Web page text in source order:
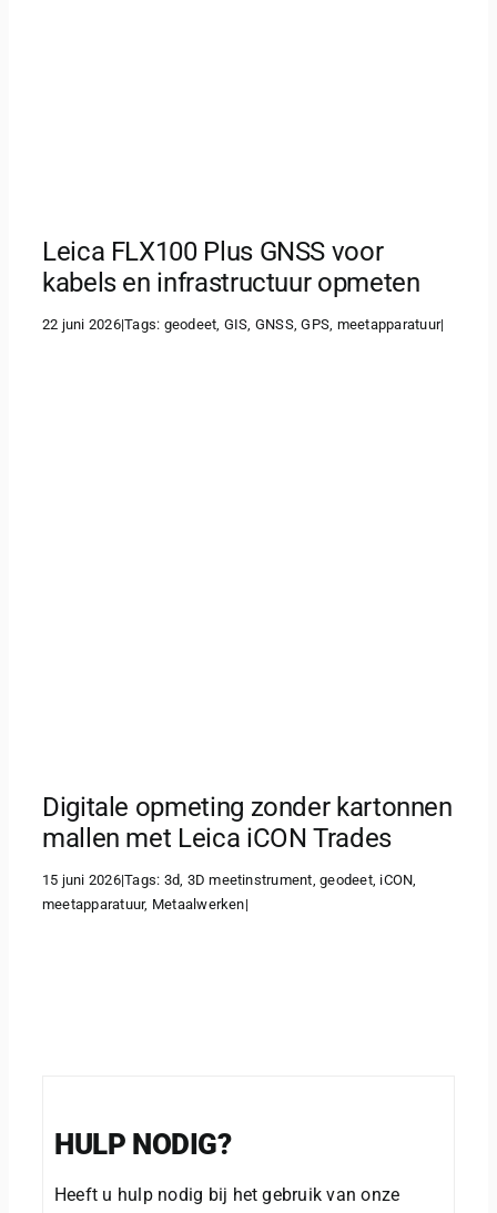
Leica FLX100 Plus GNSS voor
kabels en infrastructuur opmeten
22 juni 2026|Tags: geodeet, GIS, GNSS,GPS, meetapparatuur|
Digitale opmeting zonder kartonnen
mallen met Leica iCON Trades
15 juni 2026|Tags: 3d, 3D meetinstrument,geodeet, iCON,
meetapparatuur, Metaalwerken|
HULP NODIG?
Heeft u hulp nodig bij het gebruik van onze